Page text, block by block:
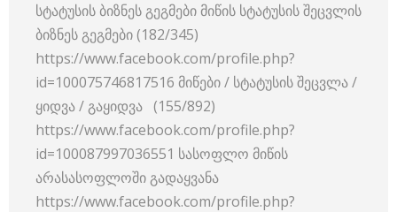
სტატუსის ბიზნეს გეგმები მიწის სტატუსის შეცვლის
ბიზნეს გეგმები (182/345)
https://www.facebook.com/profile.php?
id=100075746817516 მიწები / სტატუსის შეცვლა /
ყიდვა / გაყიდვა (155/892)
https://www.facebook.com/profile.php?
id=100087997036551 სასოფლო მიწის
არასასოფლოში გადაყვანა
https://www.facebook.com/profile.php?